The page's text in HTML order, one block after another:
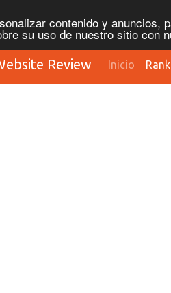
contenido y anuncios,
su uso de nuestro sitio con
Review Inicio